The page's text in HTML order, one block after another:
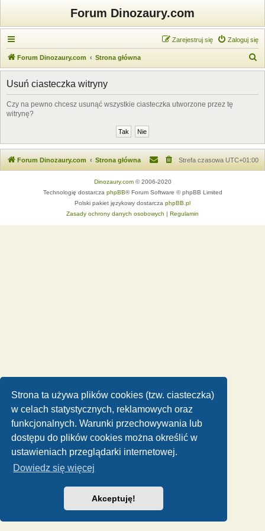
Strona ta używa plików cookies (tzw. ciasteczka)
w celach statystycznych, reklamowych oraz
funkcjonalnych. Warunki przechowywania lub
dostępu do plików cookies można określić w
ustawieniach przeglądarki internetowej.
Dowiedz się więcej
Akceptuję!
Forum Dinozaury.com
Zaloguj się
Zarejestruj się
Forum Dinozaury.com Strona główna
z
Usuń ciasteczka witryny
Czy na pewno chcesz usunąć wszystkie ciasteczka utworzone przez tę
witrynę?
Forum Dinozaury.com Strona główna Strefa czasowa UTC+01:00
Dinozaury.com© 2006-2020
Technologię dostarcza phpBB® Forum Software © phpBB Limited
Polski pakiet językowy dostarcza phpBB.pl
Zasady ochrony danych osobowych | Regulamin